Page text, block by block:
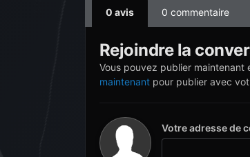
0 avis 0 commentaire
Rejoindre la
Vous pouvez publier
maintenantpour publier avec
Votre adresse de